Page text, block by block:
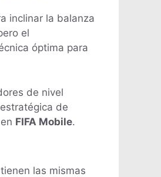
inclinar la balanza
el
óptima para
de nivel
de
FIFA Mobile.
las mismas